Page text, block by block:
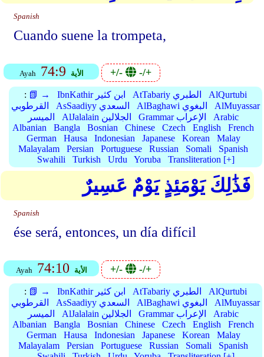
Spanish
Cuando suene la trompeta,
Ayah 74:9 الأية +/- -/+
: 📗 → IbnKathir ابن كثير AtTabariy الطبري
AlQurtubi
القرطوبي
AsSaadiyy السعدي AlBaghawi البغوي
AlMuyassar
الميسر
AlJalalain الجلالين Grammar الإعراب
Arabic
Albanian
Bangla Bosnian Chinese Czech English
French
German
Hausa Indonesian Japanese Korean
Malay
Malayalam
Persian Portuguese Russian Somali
Spanish
Swahili
Turkish Urdu Yoruba Transliteration [+]
فَذَٰلِكَ يَوْمَئِذٍ يَوْمٌ عَسِيرٌ
Spanish
ése será, entonces, un día difícil
Ayah 74:10 الأية +/- -/+
: 📗 → IbnKathir ابن كثير AtTabariy الطبري
AlQurtubi
القرطوبي
AsSaadiyy السعدي AlBaghawi البغوي
AlMuyassar
الميسر
AlJalalain الجلالين Grammar الإعراب
Arabic
Albanian
Bangla Bosnian Chinese Czech English
French
German
Hausa Indonesian Japanese Korean
Malay
Malayalam
Persian Portuguese Russian Somali
Spanish